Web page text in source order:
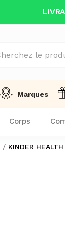
Marques
Corps
KINDER